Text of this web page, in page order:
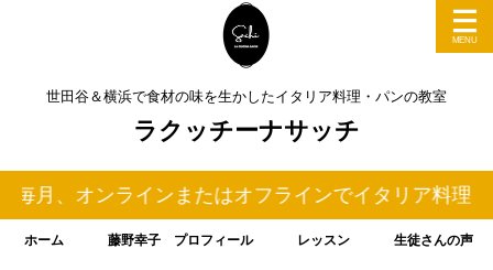
世田谷＆横浜で食材の味を生かしたイタリア料理・パンの教室
ラクッチーナサッチ
ンまたはオフラインでイタリア料理＆パンの料理教室
ホーム 藤野幸子 プロフィール レッスン 生徒さんの声